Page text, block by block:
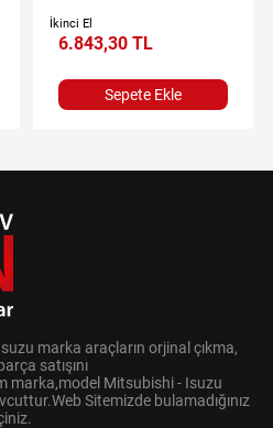
İkinci El
6.843,30 TL
Sepete Ekle
marka araçların orjinal çıkma,
satışını
marka,model Mitsubishi - Isuzu
Sitemizde bulamadığınız